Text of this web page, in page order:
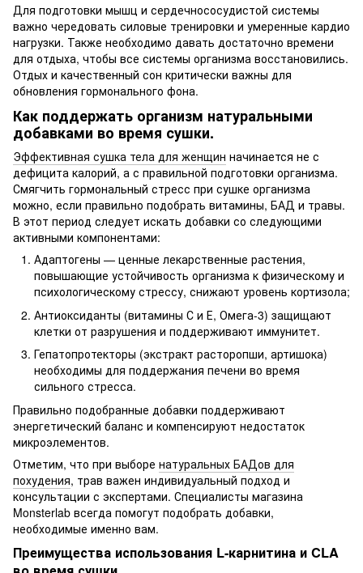
Для подготовки мышц и сердечнососудистой системы
важно чередовать силовые тренировки и умеренные кардио
нагрузки. Также необходимо давать достаточно времени
для отдыха, чтобы все системы организма восстановились.
Отдых и качественный сон критически важны для
обновления гормонального фона.
Как поддержать организм натуральными
добавками во время сушки.
Эффективная сушка тела для женщин начинается не с
дефицита калорий, а с правильной подготовки организма.
Смягчить гормональный стресс при сушке организма
можно, если правильно подобрать витамины, БАД и травы.
В этот период следует искать добавки со следующими
активными компонентами:
Адаптогены — ценные лекарственные растения,
повышающие устойчивость организма к физическому и
психологическому стрессу, снижают уровень кортизола;
Антиоксиданты (витамины С и Е, Омега-3) защищают
клетки от разрушения и поддерживают иммунитет.
Гепатопротекторы (экстракт расторопши, артишока)
необходимы для поддержания печени во время
сильного стресса.
Правильно подобранные добавки поддерживают
энергетический баланс и компенсируют недостаток
микроэлементов.
Отметим, что при выборе натуральных БАДов для
похудения, трав важен индивидуальный подход и
консультации с экспертами. Специалисты магазина
Monsterlab всегда помогут подобрать добавки,
необходимые именно вам.
Преимущества использования L-карнитина и CLA